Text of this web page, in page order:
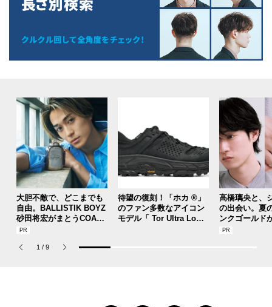
大胆不敵で、どこまでも
自由。BALLISTIK BOYZ
砂田将宏がまとうCOACH
の新作フレグランス「コ
パルファム」
待望の復刻！「ホカ ®」
のファン多数なアイコン
モデル「 Tor Ultra Lo（
高橋璃央と、
の出会い。夏
ンクゴールド
SUMMER
1 / 9